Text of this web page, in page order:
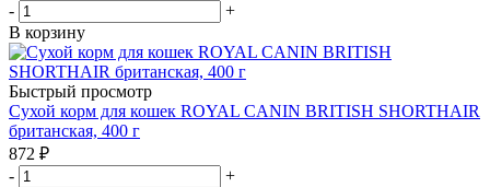
-
+
В корзину
Быстрый просмотр
Сухой корм для кошек ROYAL CANIN BRITISH SHORTHAIR
британская, 400 г
872 ₽
-
+